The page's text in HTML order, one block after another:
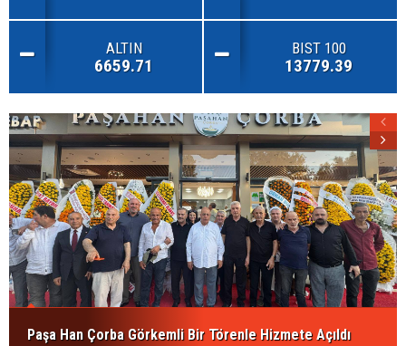
ALTIN
6659.71
BIST 100
13779.39
Paşa Han Çorba Görkemli Bir Törenle Hizmete Açıldı